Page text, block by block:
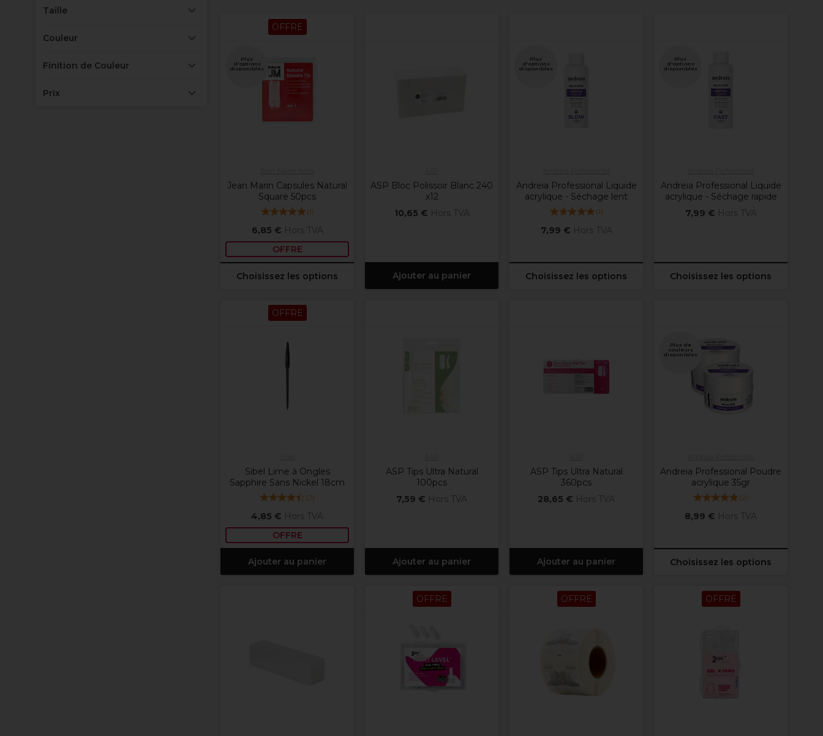
Taille
Couleur
Finition de Couleur
Prix
OFFRE
Plus
d'options
disponibles
Jean Marin Capsules Natural
Square 50pcs
(1)
6,85 € Hors TVA
OFFRE
Choisissez les options
ASP Bloc Polissoir Blanc 240
x12
10,65 € Hors TVA
Ajouter au panier
Plus
d'options
disponibles
Andreia Professional Liquide
acrylique - Séchage lent
(1)
7,99 € Hors TVA
Choisissez les options
Plus
d'options
disponibles
Andreia Professional Liquide
acrylique - Séchage rapide
7,99 € Hors TVA
Choisissez les options
OFFRE
Sibel Lime à Ongles
Sapphire Sans Nickel 18cm
(2)
4,85 € Hors TVA
OFFRE
Ajouter au panier
ASP Tips Ultra Natural
100pcs
7,59 € Hors TVA
Ajouter au panier
ASP Tips Ultra Natural
360pcs
28,65 € Hors TVA
Ajouter au panier
Plus de
couleurs
disponibles
Andreia Professional Poudre
acrylique 35gr
(2)
8,99 € Hors TVA
Choisissez les options
OFFRE OFFRE OFFRE